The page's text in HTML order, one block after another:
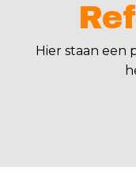
Hier staan een